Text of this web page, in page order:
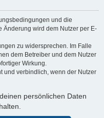
und die
Änderung wird dem Nutzer per E-
zu widersprechen. Im Falle
dem Betreiber und dem Nutzer
Wirkung.
und verbindlich, wenn der Nutzer
persönlichen Daten